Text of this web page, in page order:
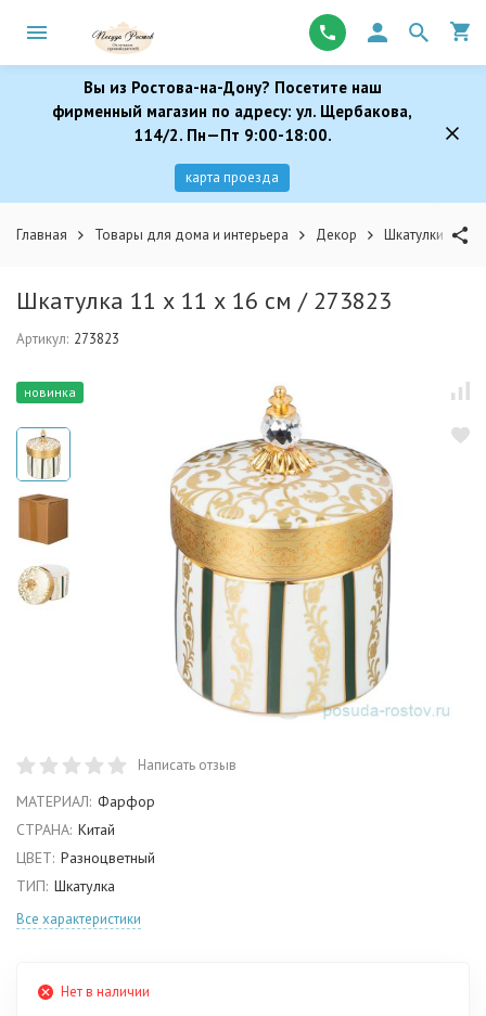
Вы из Ростова-на-Дону? Посетите наш
фирменный магазин по адресу: ул. Щербакова,
114/2. Пн—Пт 9:00-18:00.
карта проезда
Главная Товары для дома и интерьера Декор Шкатулки
Шкатулка 11 х 11 х 16 см / 273823
Артикул: 273823
новинка
Написать отзыв
МАТЕРИАЛ: Фарфор
СТРАНА: Китай
ЦВЕТ: Разноцветный
ТИП: Шкатулка
Все характеристики
Нет в наличии